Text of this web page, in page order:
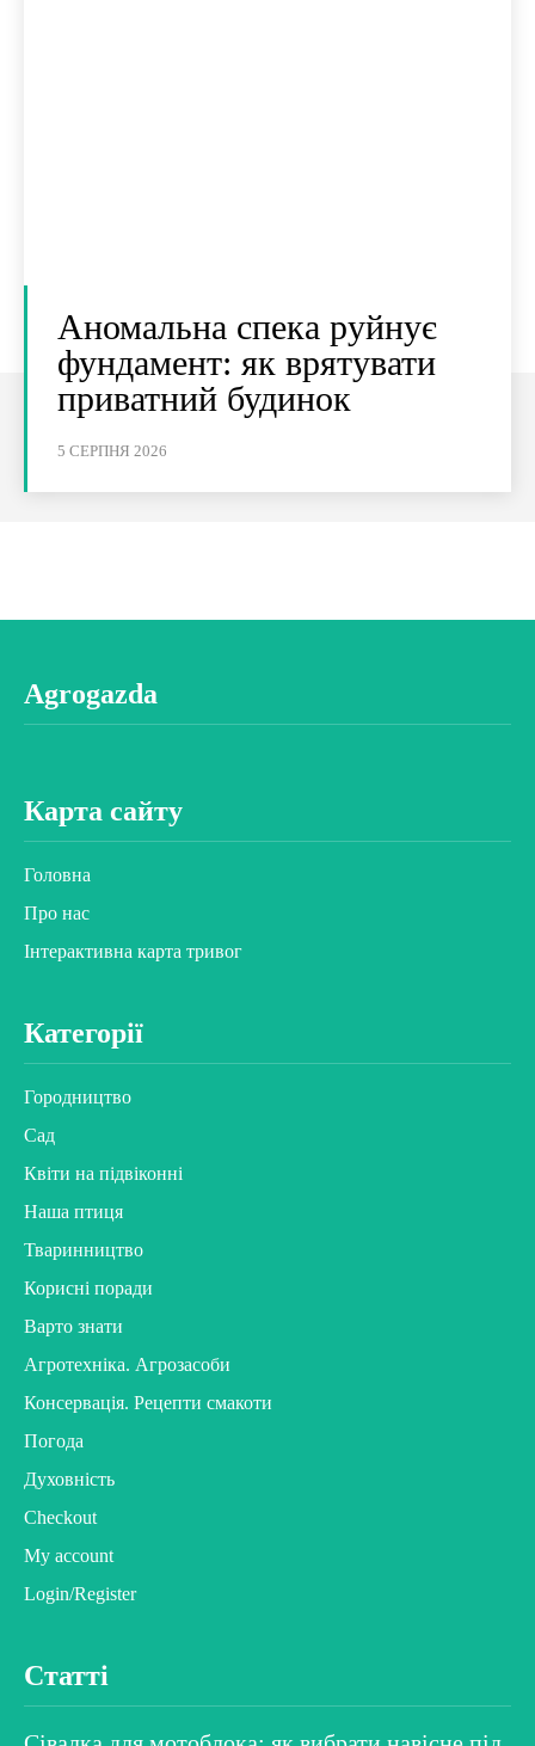
Аномальна спека руйнує
фундамент: як врятувати
приватний будинок
5 СЕРПНЯ 2026
Agrogazda
Карта сайту
Головна
Про нас
Інтерактивна карта тривог
Категорії
Городництво
Сад
Квіти на підвіконні
Наша птиця
Тваринництво
Корисні поради
Варто знати
Агротехніка. Агрозасоби
Консервація. Рецепти смакоти
Погода
Духовність
Checkout
My account
Login/Register
Статті